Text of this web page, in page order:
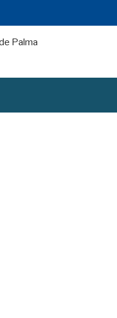
Palma